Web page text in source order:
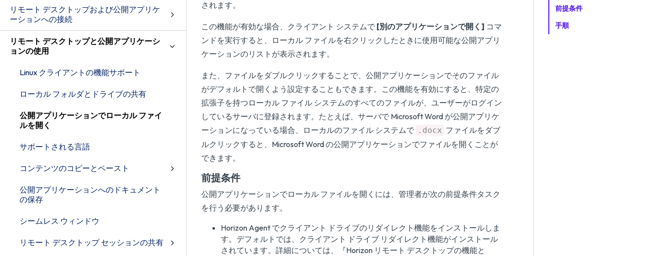
リモート デスクトップおよび公開アプリケ
ーションへの接続
リモート デスクトップと公開アプリケーシ
ョンの使用
Linux クライアントの機能サポート
ローカル フォルダとドライブの共有
公開アプリケーションでローカル ファイ
ルを開く
サポートされる言語
コンテンツのコピーとペースト
公開アプリケーションへのドキュメント
の保存
シームレス ウィンドウ
リモート デスクトップ セッションの共有
されます。
この機能が有効な場合、クライアント システムで [別のアプリケーションで開く] コマ
ンドを実行すると、ローカル ファイルを右クリックしたときに使用可能な公開アプリ
ケーションのリストが表示されます。
また、ファイルをダブルクリックすることで、公開アプリケーションでそのファイル
がデフォルトで開くよう設定することもできます。この機能を有効にすると、特定の
拡張子を持つローカル ファイル システムのすべてのファイルが、ユーザーがログイン
しているサーバに登録されます。たとえば、サーバで Microsoft Word が公開アプリケ
ーションになっている場合、ローカルのファイル システムで .docx ファイルをダブ
ルクリックすると、Microsoft Word の公開アプリケーションでファイルを開くことが
できます。
前提条件
公開アプリケーションでローカル ファイルを開くには、管理者が次の前提条件タスク
を行う必要があります。
Horizon Agent でクライアント ドライブのリダイレクト機能をインストールしま
す。デフォルトでは、クライアント ドライブ リダイレクト機能がインストール
されています。詳細については、『Horizon リモート デスクトップの機能と
前提条件
手順